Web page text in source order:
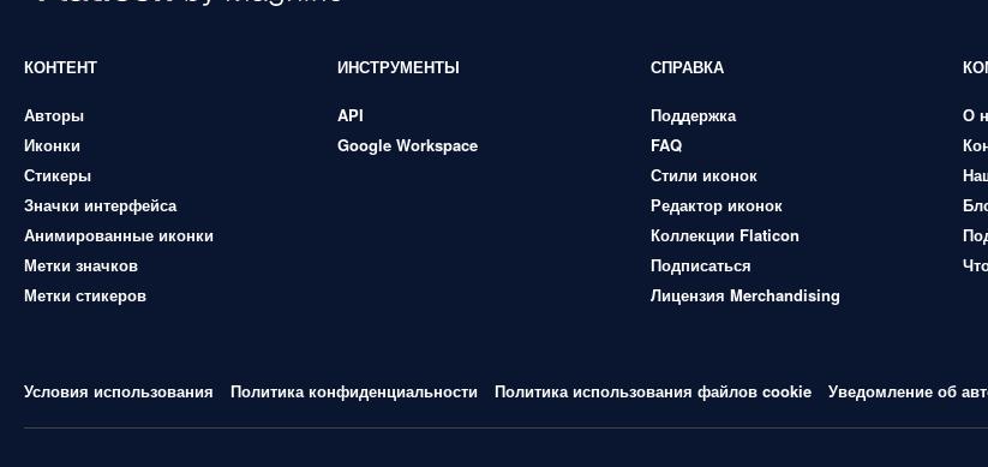
КОНТЕНТ
Авторы
Иконки
Стикеры
Значки интерфейса
Анимированные иконки
Метки значков
Метки стикеров
ИНСТРУМЕНТЫ
API
Google Workspace
СПРАВКА
Поддержка
FAQ
Стили иконок
Редактор иконок
Коллекции Flaticon
Подписаться
Лицензия Merchandising
О
Условия использования Политика конфиденциальности Политика использования файлов cookie Уведомление об